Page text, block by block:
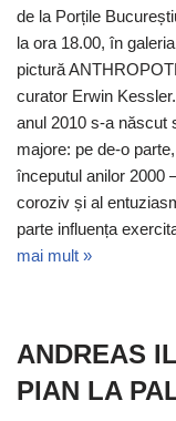
de la Porțile
la ora 18.00, în
pictură
curator Erwin
anul 2010 s-a născut
majore: pe de-o
începutul anilor 2000
coroziv și al
parte influența
mai mult »
ANDREAS
PIAN LA